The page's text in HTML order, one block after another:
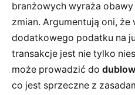
branżowych wyraża
zmian. Argumentują oni,
dodatkowego podatku na
transakcje jest nie tylko
może prowadzić do
co jest sprzeczne z